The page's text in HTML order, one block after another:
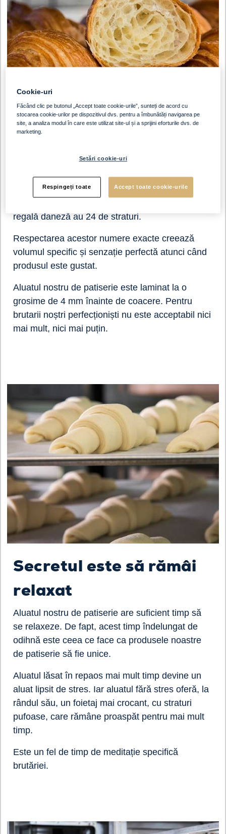
Toate croissantele noastre au 17 straturi de aluat,
regală daneză au 24 de straturi.
Respectarea acestor numere exacte creează
volumul specific și senzație perfectă atunci când
produsul este gustat.
Aluatul nostru de patiserie este laminat la o
grosime de 4 mm înainte de coacere. Pentru
brutarii noștri perfecționiști nu este acceptabil nici
mai mult, nici mai puțin.
Secretul este să rămâi
relaxat
Aluatul nostru de patiserie are suficient timp să
se relaxeze. De fapt, acest timp îndelungat de
odihnă este ceea ce face ca produsele noastre
de patiserie să fie unice.
Aluatul lăsat în repaos mai mult timp devine un
aluat lipsit de stres. Iar aluatul fără stres oferă, la
rândul său, un foietaj mai crocant, cu straturi
pufoase, care rămâne proaspăt pentru mai mult
timp.
Este un fel de timp de meditație specifică
brutăriei.
Cookie-uri
Făcând clic pe butonul „Accept toate cookie-urile”, sunteți de acord cu
stocarea cookie-urilor pe dispozitivul dvs. pentru a îmbunătăți navigarea pe
site, a analiza modul în care este utilizat site-ul și a sprijini eforturile dvs. de
marketing.
Setări cookie-uri
Respingeți toate Accept toate cookie-urile